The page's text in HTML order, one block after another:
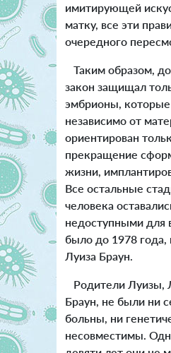
имитирующей
матку, все эти
очередного
Таким образом,
закон защищал
эмбрионы,
независимо от
ориентирован
прекращение
жизни,
Все остальные
человека
недоступными для
было до 1978 года,
Луиза Браун.
Родители Луизы,
Браун, не были ни
больны, ни
несовместимы.